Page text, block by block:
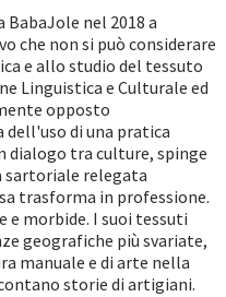
BabaJole nel 2018 a
che non si può considerare
e allo studio del tessuto
Linguistica e Culturale ed
opposto
di una pratica
dialogo tra culture, spinge
sartoriale relegata
trasforma in professione.
e morbide. I suoi tessuti
geografiche più svariate,
manuale e di arte nella
storie di artigiani.